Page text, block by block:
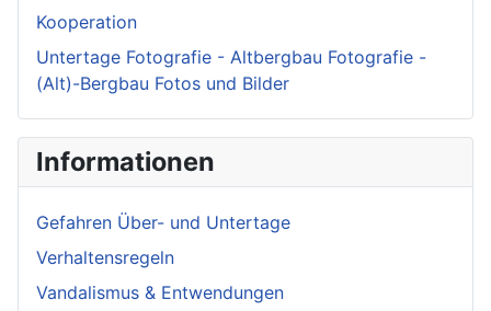
Kooperation
Untertage Fotografie - Altbergbau Fotografie -
(Alt)-Bergbau Fotos und Bilder
Informationen
Gefahren Über- und Untertage
Verhaltensregeln
Vandalismus & Entwendungen